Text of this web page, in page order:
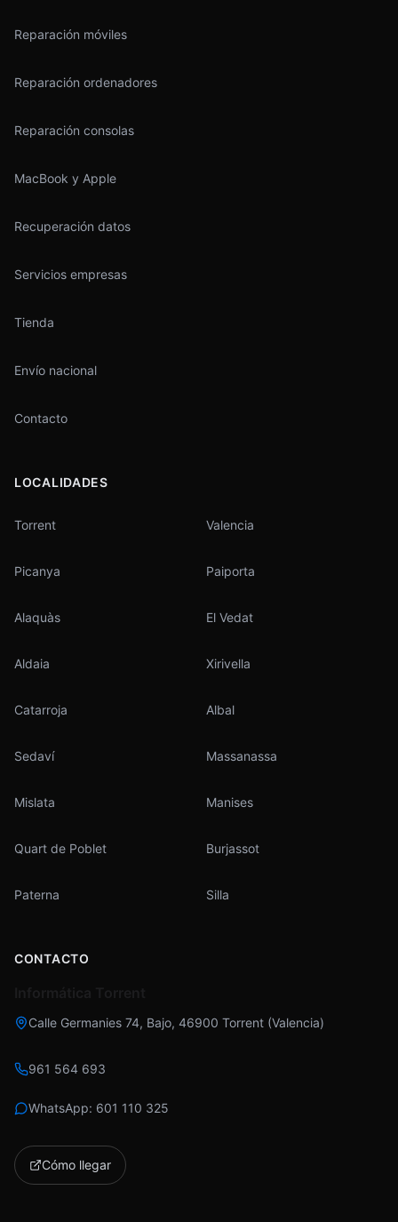
Reparación móviles
Reparación ordenadores
Reparación consolas
MacBook y Apple
Recuperación datos
Servicios empresas
Tienda
Envío nacional
Contacto
LOCALIDADES
Torrent Valencia
Picanya Paiporta
Alaquàs El Vedat
Aldaia Xirivella
Catarroja Albal
Sedaví Massanassa
Mislata Manises
Quart de Poblet Burjassot
Paterna Silla
CONTACTO
Calle Germanies 74, Bajo, 46900 Torrent (Valencia)
961 564 693
WhatsApp: 601 110 325
Cómo llegar